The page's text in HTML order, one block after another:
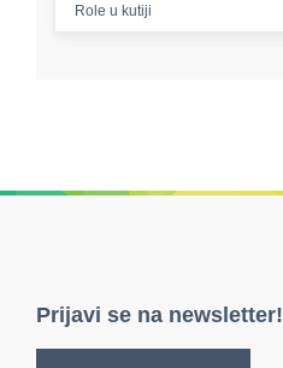
Role u kutiji
Prijavi se na newsletter!